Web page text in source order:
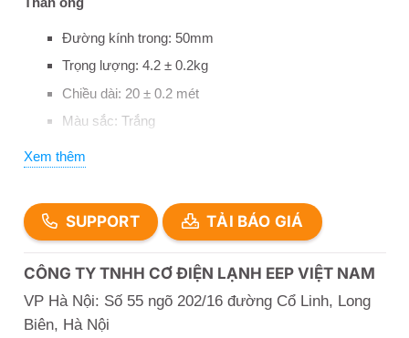
Đường kính trong: 50mm
Trọng lượng: 4.2 ± 0.2kg
Chiều dài: 20 ± 0.2 mét
Màu sắc: Trắng
Lớp tráng PVC trong ống: 1.1mm
100% sợi Polyester (sợi bền chống ma sát chịu được
độ mài mòn cao)
Áp suất làm việc: 16 bar
Áp suất thử: 24 bar
Khớp nối:
Xem thêm
SUPPORT TẢI BÁO GIÁ
CÔNG TY TNHH CƠ ĐIỆN LẠNH EEP VIỆT NAM
VP Hà Nội: Số 55 ngõ 202/16 đường Cổ Linh, Long
Biên, Hà Nội